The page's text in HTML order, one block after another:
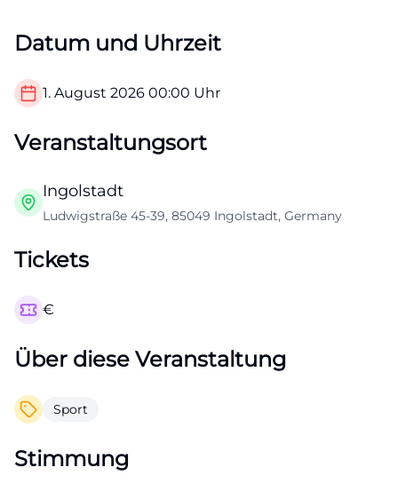
Datum und Uhrzeit
1. August 2026 00:00 Uhr
Veranstaltungsort
Ingolstadt
Ludwigstraße 45-39, 85049 Ingolstadt, Germany
Tickets
€
Über diese Veranstaltung
Sport
Stimmung